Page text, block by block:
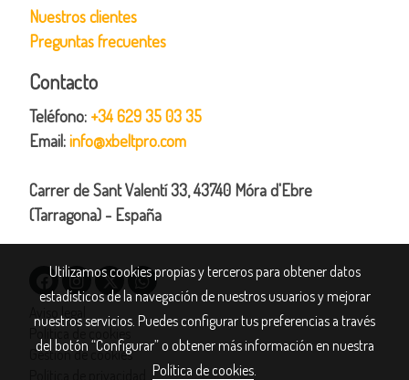
Nuestros clientes
Preguntas frecuentes
Contacto
Teléfono: +34 629 35 03 35
Email:info@xbeltpro.com
Carrer de Sant Valentí 33, 43740 Móra d'Ebre
(Tarragona) - España
Aviso legal
Gestión de cookies
Utilizamos cookies propias y terceros para obtener datos
estadísticos de la navegación de nuestros usuarios y mejorar
nuestros servicios. Puedes configurar tus preferencias a través
del botón “Configurar” o obtener más información en nuestra
Política de cookies.